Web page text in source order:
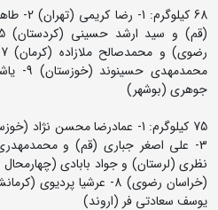
جوهری (بوشهر)
یوسف سعادتی فر (اروند)